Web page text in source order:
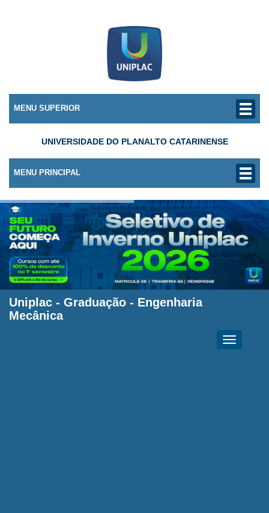
MENU SUPERIOR
UNIVERSIDADE DO PLANALTO CATARINENSE
MENU PRINCIPAL
Uniplac - Graduação - Engenharia
Mecânica
Toggle
navigation